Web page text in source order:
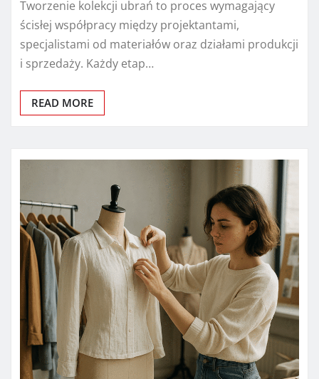
Tworzenie kolekcji ubrań to proces wymagający
ścisłej współpracy między projektantami,
specjalistami od materiałów oraz działami produkcji
i sprzedaży. Każdy etap…
READ MORE